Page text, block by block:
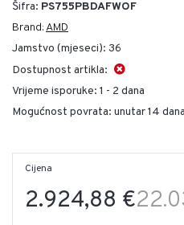
Šifra: PS755PBDAFWOF
Brand: AMD
Jamstvo (mjeseci): 36
Dostupnost artikla:
Vrijeme isporuke: 1 - 2 dana
Mogućnost povrata: unutar 14
2.924,88 €
Cijena